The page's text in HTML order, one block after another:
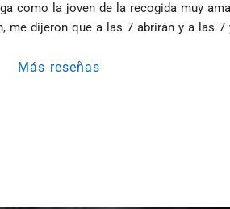
como la joven de la recogida muy
me dijeron que a las 7 abrirán y a las 7
Más reseñas